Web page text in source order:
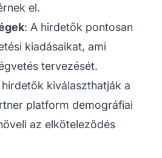
el.
: A hirdetők pontosan
kiadásaikat, ami
tervezését.
hirdetők kiválaszthatják a
platform demográfiai
az elköteleződés